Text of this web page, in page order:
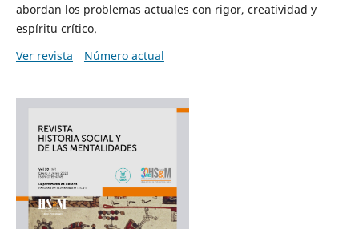
abordan los problemas actuales con rigor, creatividad y
espíritu crítico.
Ver revista
Número actual